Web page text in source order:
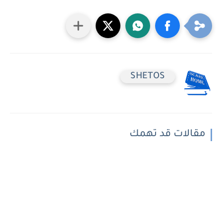
SHETOS
مقالات قد تهمك